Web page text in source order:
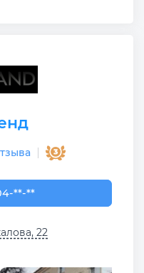
60-66
**-**
22